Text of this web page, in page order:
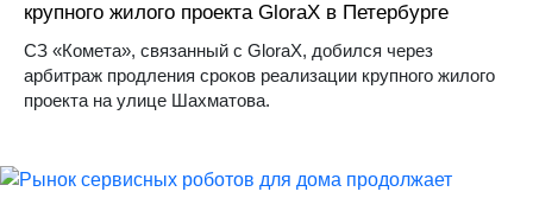
крупного жилого проекта GloraX в Петербурге
СЗ «Комета», связанный с GloraX, добился через
арбитраж продления сроков реализации крупного жилого
проекта на улице Шахматова.